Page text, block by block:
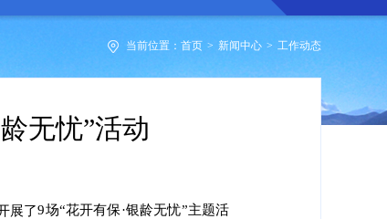
当前位置： 首页 > 新闻中心 > 工作动态
无忧”活动
展了9场“花开有保·银龄无忧”主题活